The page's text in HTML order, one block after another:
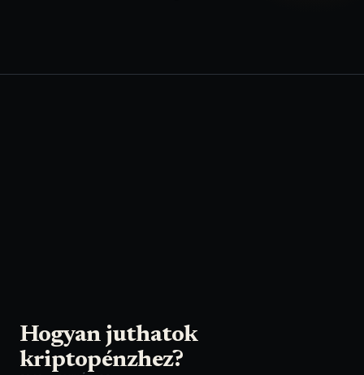
Hogyan juthatok
kriptopénzhez?